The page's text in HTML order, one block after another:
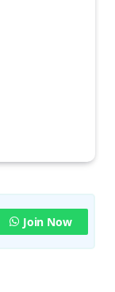
Join Now